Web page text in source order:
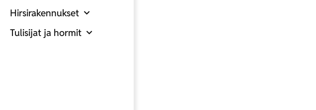
Hirsirakennukset
Tulisijat ja hormit